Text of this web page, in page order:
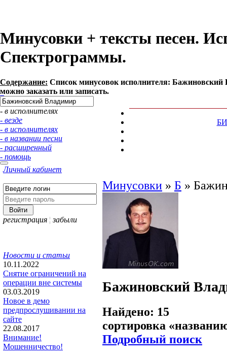
Минусовки + тексты песен.
Спектрограммы.
Содержание: Список минусовок исполнителя:
можно заказать или записать.
- в исполнителях
- везде
- в исполнителях
- в названии песни
- расширенный
- помощь
Личный кабинет
регистрация ¦ забыли
Новости и статьи
10.11.2022
Снятие ограничений на
операции вне системы
03.03.2019
Новое в демо
предпрослушивании на
сайте
22.08.2017
Внимание!
Мошенничество!
Минусовки » Б »
Бажиновский
Найдено: 15
сортировка «
Подробный поиск